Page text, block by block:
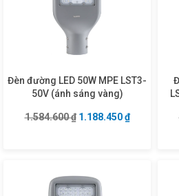
Đèn đường LED 50W MPE LST3-
50V (ánh sáng vàng)
1.584.600₫ Giá gốc là: 1.584.600
1.188.450₫Giá hiện